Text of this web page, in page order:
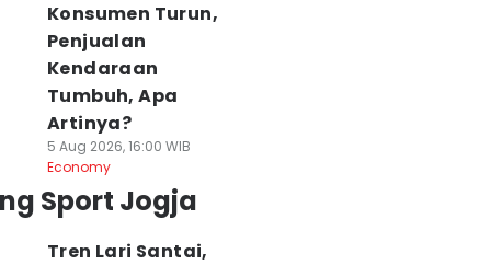
Legawa
Dipindah
Agu 2026, 11:08 WIB
Presiden, Tapi
Tumbal
Konsumen Turun,
Penjualan
Kendaraan
Tumbuh, Apa
Artinya?
5 Aug 2026, 16:00 WIB
Economy
Sport Jogja
Tren Lari Santai,